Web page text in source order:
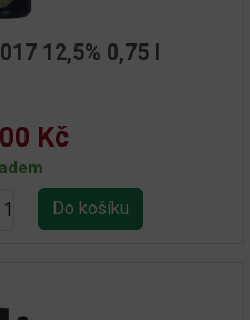
12,5% 0,75 l
Kč